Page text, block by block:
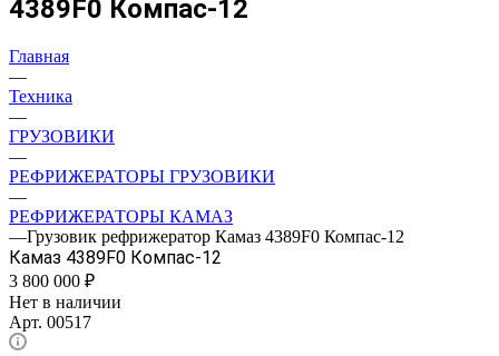
4389F0 Компас-12
Главная
—
Техника
—
ГРУЗОВИКИ
—
РЕФРИЖЕРАТОРЫ ГРУЗОВИКИ
—
РЕФРИЖЕРАТОРЫ КАМАЗ
—Грузовик рефрижератор Камаз 4389F0 Компас-12
Камаз 4389F0 Компас-12
3 800 000 ₽
Нет в наличии
Арт. 00517